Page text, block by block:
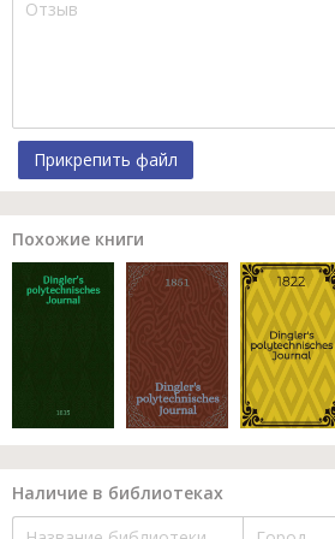
Прикрепить файл
Похожие книги
Наличие в библиотеках